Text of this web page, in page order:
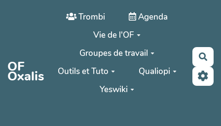
Aller au contenu principal
OF
Oxalis
Trombi
Agenda
Vie de l'OF
Groupes de travail
Outils et Tuto
Qualiopi
Yeswiki